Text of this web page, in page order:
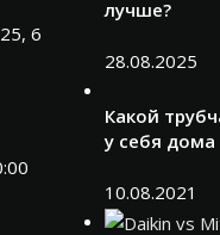
6
лучше?
28.08.2025
Какой
у себя
10.08.2021